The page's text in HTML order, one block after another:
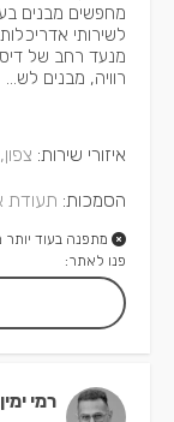
מחפשים מבנים
לשירותי
מנעד רחב של
רוויה, מבנים לש...
איזורי שירות:
הסמכות: תעודת
מתפנה בעוד יותר
פנו לאתר:
רמי ימין